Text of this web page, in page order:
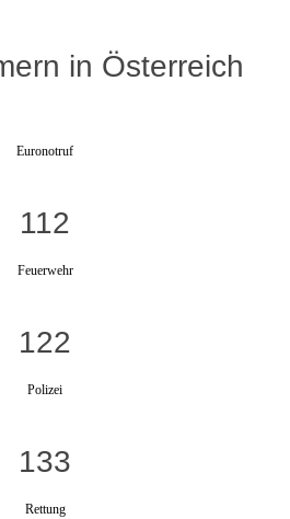
in Österreich
Euronotruf
112
Feuerwehr
122
Polizei
133
Rettung